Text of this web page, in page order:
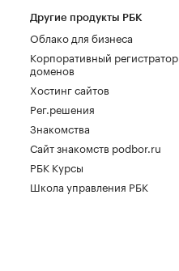
Другие продукты РБК
Облако для бизнеса
Корпоративный регистратор
доменов
Хостинг сайтов
Рег.решения
Знакомства
Сайт знакомств podbor.ru
РБК Курсы
Школа управления РБК